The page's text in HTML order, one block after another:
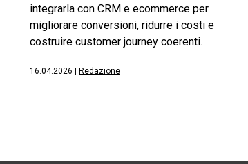
integrarla con CRM e ecommerce per
migliorare conversioni, ridurre i costi e
costruire customer journey coerenti.
16.04.2026 Redazione